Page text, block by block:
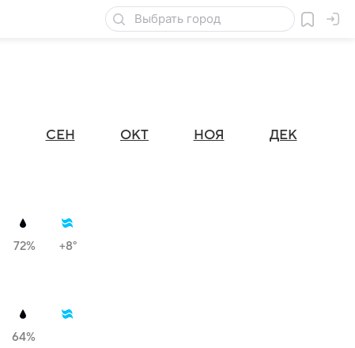
СЕН ОКТ НОЯ ДЕК
72% +8°
64%